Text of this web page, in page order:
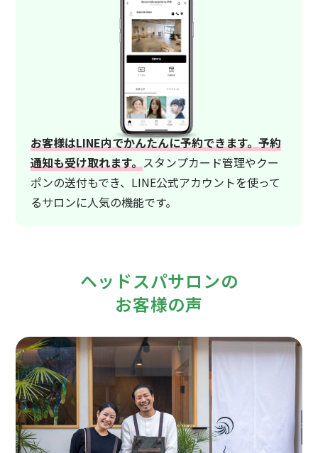
お客様はLINE内でかんたんに予約できます。予約
通知も受け取れます。 スタンプカード管理やクー
ポンの送付もでき、LINE公式アカウントを使って
るサロンに人気の機能です。
ヘッドスパサロンの
お客様の声